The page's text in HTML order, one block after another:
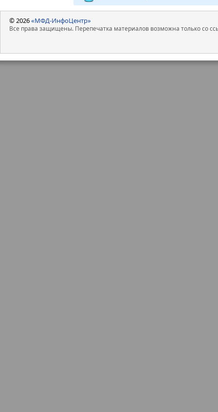
© 2026«МФД-ИнфоЦентр»
Все права защищены. Перепечатка материалов возможна только со